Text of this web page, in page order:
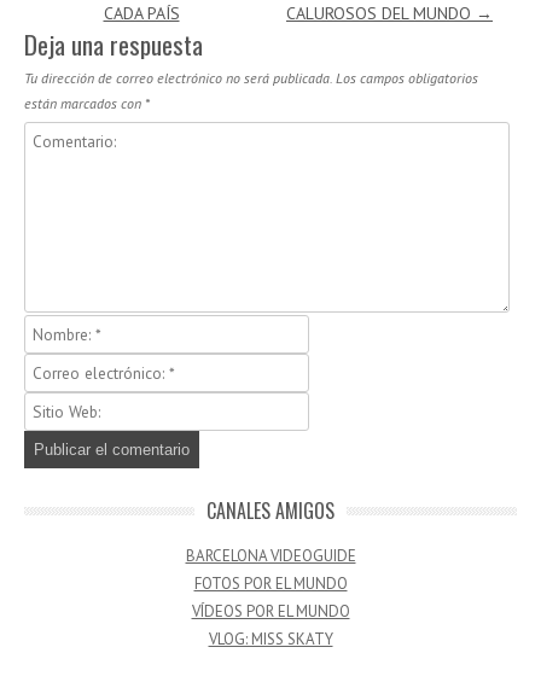
CADA PAÍS
CALUROSOS DEL MUNDO →
Deja una respuesta
Tu dirección de correo electrónico no será publicada. Los campos obligatorios
están marcados con *
CANALES AMIGOS
BARCELONA VIDEOGUIDE
FOTOS POR EL MUNDO
VÍDEOS POR EL MUNDO
VLOG: MISS SKATY